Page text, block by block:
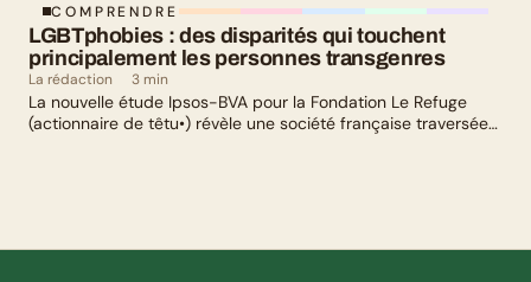
COMPRENDRE
LGBTphobies : des disparités qui touchent
principalement les personnes transgenres
La rédaction 3 min
La nouvelle étude Ipsos-BVA pour la Fondation Le Refuge
(actionnaire de têtu•) révèle une société française traversée